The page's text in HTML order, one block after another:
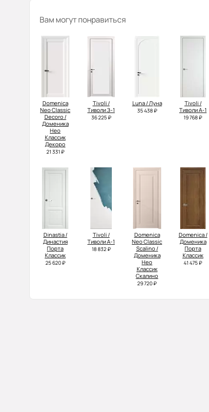
Вам могут понравиться
Domenica
Neo Classic
Decoro /
Доменика
Нео
Классик
Декоро
21 331 ₽
Tivoli /
Тиволи З-1
36 225 ₽
Luna / Луна
35 438 ₽
Tivoli /
Тиволи А-1
19 768 ₽
Dinastia /
Династия
Порта
Классик
25 620 ₽
Tivoli /
Тиволи А-1
18 832 ₽
Domenica
Neo Classic
Scalino /
Доменика
Нео
Классик
Скалино
29 720 ₽
Domenica /
Доменика
Порта
Классик
41 475 ₽